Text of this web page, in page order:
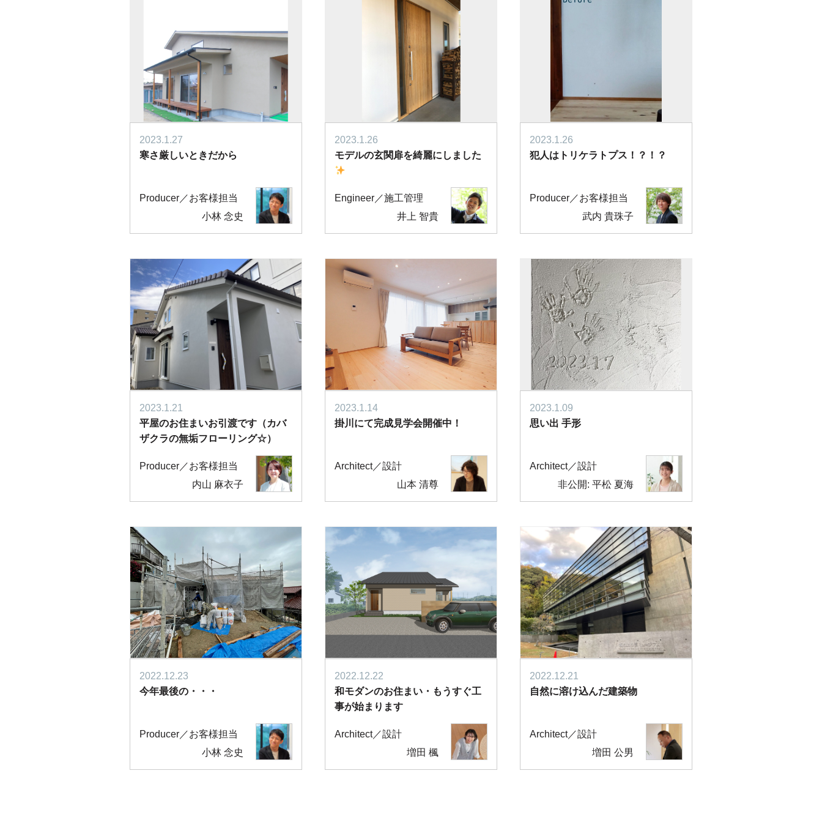
2023.1.27
寒さ厳しいときだから
Producer／お客様担当
小林 念史
2023.1.26
モデルの玄関扉を綺麗にしました
Engineer／施工管理
井上 智貴
2023.1.26
犯人はトリケラトプス！？！？
Producer／お客様担当
武内 貴珠子
2023.1.21
平屋のお住まいお引渡です（カバ
ザクラの無垢フローリング☆）
Producer／お客様担当
内山 麻衣子
2023.1.14
掛川にて完成見学会開催中！
Architect／設計
山本 清尊
2023.1.09
思い出 手形
Architect／設計
非公開: 平松 夏海
2022.12.23
今年最後の・・・
Producer／お客様担当
小林 念史
2022.12.22
和モダンのお住まい・もうすぐ工
事が始まります
Architect／設計
増田 楓
2022.12.21
自然に溶け込んだ建築物
Architect／設計
増田 公男